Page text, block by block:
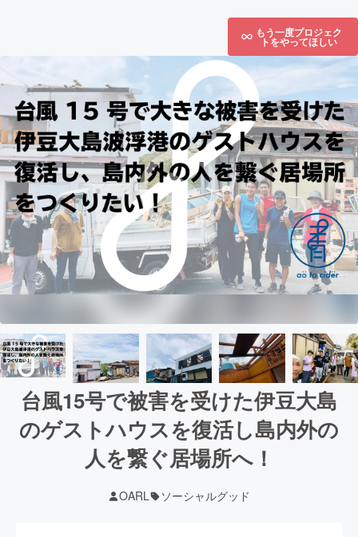
もう一度プロジェク
トをやってほしい
台風15号で被害を受けた伊豆大島
のゲストハウスを復活し島内外の
人を繋ぐ居場所へ！
OARL ソーシャルグッド